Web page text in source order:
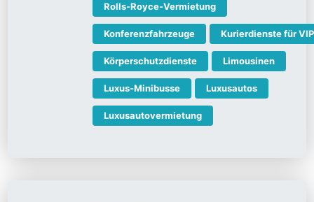
Rolls-Royce-Vermietung
Konferenzfahrzeuge Kurierdienste für
Körperschutzdienste Limousinen
Luxus-Minibusse Luxusautos
Luxusautovermietung